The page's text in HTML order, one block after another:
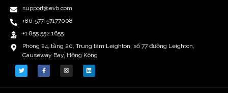
support@evb.com
+86-577-57177008
+1 855 552 1655
Phòng 24, tầng 20, Trung tâm Leighton, số 77 đường Leighton,
Causeway Bay, Hồng Kông